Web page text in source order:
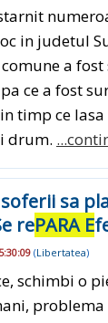
in judetul
a
ce a fost
timp ce
drum.
sa
rePARA E
(Libertatea)
schimbi o